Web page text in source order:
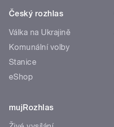
Český rozhlas
Válka na Ukrajině
Komunální volby
Stanice
eShop
mujRozhlas